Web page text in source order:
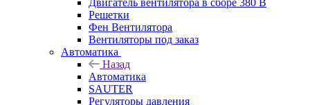
Двигатель вентилятора в сборе 380 В
Решетки
Фен Вентилятора
Вентиляторы под заказ
Автоматика
Назад
Автоматика
SAUTER
Регуляторы давления